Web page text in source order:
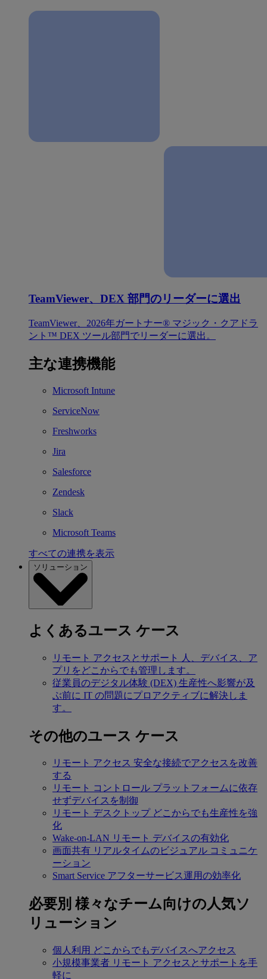
TeamViewer、DEX 部門のリーダーに選出
TeamViewer、2026年ガートナー® マジック・クアドラ
ント™ DEX ツール部門でリーダーに選出。
主な連携機能
Microsoft Intune
ServiceNow
Freshworks
Jira
Salesforce
Zendesk
Slack
Microsoft Teams
すべての連携を表示
ソリューション
よくあるユース ケース
リモート アクセスとサポート
人、デバイス、ア
プリをどこからでも管理します。
従業員のデジタル体験 (DEX) 生産性へ影響が及
ぶ前に IT の問題にプロアクティブに解決しま
す。
その他のユース ケース
リモート アクセス 安全な接続でアクセスを改善
する
リモート コントロール プラットフォームに依存
せずデバイスを制御
リモート デスクトップ どこからでも生産性を強
化
Wake-on-LAN リモート デバイスの有効化
画面共有 リアルタイムのビジュアル コミュニケ
ーション
Smart Service アフターサービス運用の効率化
必要別 様々なチーム向けの人気ソ
リューション
個人利用 どこからでもデバイスへアクセス
小規模事業者 リモート アクセスとサポートを手
軽に